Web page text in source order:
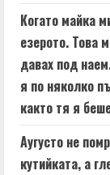
Когато майка
езерото. Това
давах под
я по няколко
както тя я
Аугусто не
кутийката, а